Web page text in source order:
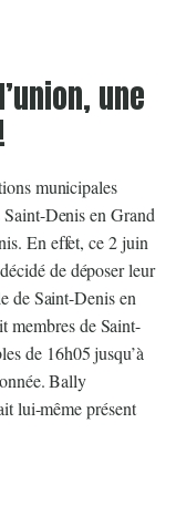
une
municipales
Denis en Grand
En effet, ce 2 juin
de déposer leur
de Saint-Denis en
membres de Saint-
de 16h05 jusqu’à
Bally
lui-même présent